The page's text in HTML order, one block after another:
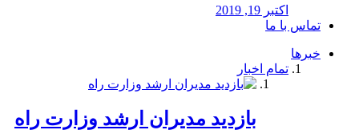
اکتبر 19, 2019
تماس با ما
خبرها
تمام اخبار
بازدید مدیران ارشد وزارت راه